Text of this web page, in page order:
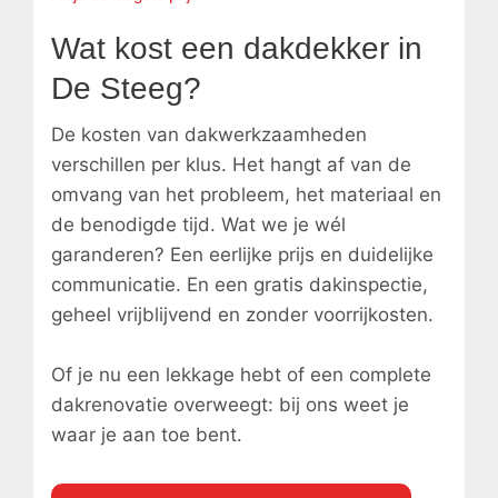
Wat kost een dakdekker in
De Steeg?
De kosten van dakwerkzaamheden
verschillen per klus. Het hangt af van de
omvang van het probleem, het materiaal en
de benodigde tijd. Wat we je wél
garanderen? Een eerlijke prijs en duidelijke
communicatie. En een gratis dakinspectie,
geheel vrijblijvend en zonder voorrijkosten.
Of je nu een lekkage hebt of een complete
dakrenovatie overweegt: bij ons weet je
waar je aan toe bent.